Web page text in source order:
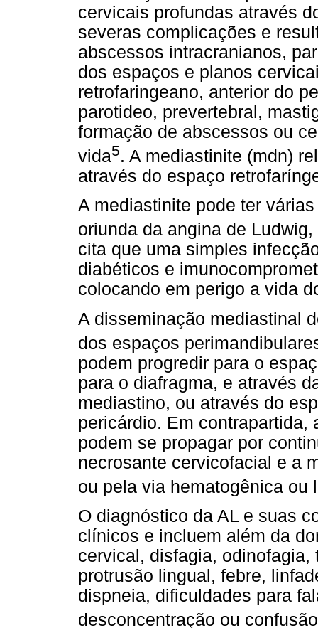
cervicais profundas através
severas complicações e
abscessos intracranianos,
dos espaços e planos
retrofaringeano, anterior do
parotideo, prevertebral,
formação de abscessos ou
vida5. A mediastinite (mdn)
através do espaço
A mediastinite pode ter
oriunda da angina de
cita que uma simples
diabéticos e
colocando em perigo a vida
A disseminação mediastinal
dos espaços
podem progredir para o
para o diafragma, e através
mediastino, ou através do
pericárdio. Em contrapartida,
podem se propagar por
necrosante cervicofacial e a
ou pela via hematogênica ou
O diagnóstico da AL e suas
clínicos e incluem além da
cervical, disfagia,
protrusão lingual, febre,
dispneia, dificuldades para
desconcentração ou